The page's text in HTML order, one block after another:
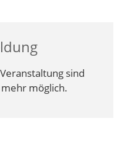
sind
möglich.